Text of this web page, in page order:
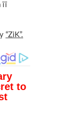
“ZiK”.